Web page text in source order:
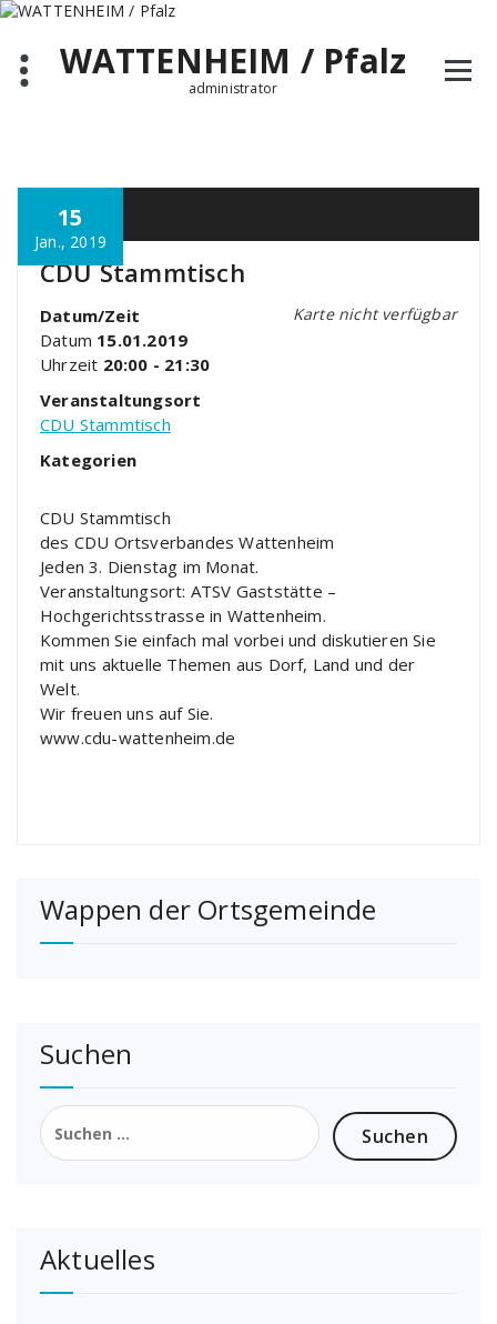
Zum
springenWATTENHEIM / Pfalz
administrator
15
Jan., 2019
CDU Stammtisch
Karte nicht verfügbar
Datum/Zeit
Datum 15.01.2019
Uhrzeit 20:00 - 21:30
Veranstaltungsort
CDU Stammtisch
Kategorien
CDU Stammtisch
des CDU Ortsverbandes Wattenheim
Jeden 3. Dienstag im Monat.
Veranstaltungsort: ATSV Gaststätte –
Hochgerichtsstrasse in Wattenheim.
Kommen Sie einfach mal vorbei und diskutieren Sie
mit uns aktuelle Themen aus Dorf, Land und der
Welt.
Wir freuen uns auf Sie.
www.cdu-wattenheim.de
Wappen der Ortsgemeinde
Suchen
Suchen
nach:
Aktuelles